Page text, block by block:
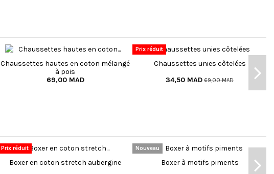
Chaussettes hautes en coton mélangé
à pois
69,00 MAD
Prix réduit
Chaussettes unies côtelées
34,50 MAD 69,00 MAD
Prix réduit
Boxer en coton stretch aubergine
Nouveau
Boxer à motifs piments